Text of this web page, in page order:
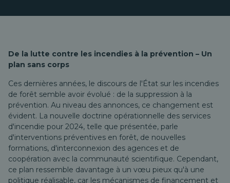
De la lutte contre les incendies à la prévention – Un
plan sans corps
Ces dernières années, le discours de l'État sur les incendies
de forêt semble avoir évolué : de la suppression à la
prévention. Au niveau des annonces, ce changement est
évident. La nouvelle doctrine opérationnelle des services
d'incendie pour 2024, telle que présentée, parle
d'interventions préventives en forêt, de nouvelles
formations, d'interconnexion des agences et de
coopération avec la communauté scientifique. Cependant,
ce plan ressemble davantage à un vœu pieux qu'à une
politique réalisable, car les mécanismes de financement et